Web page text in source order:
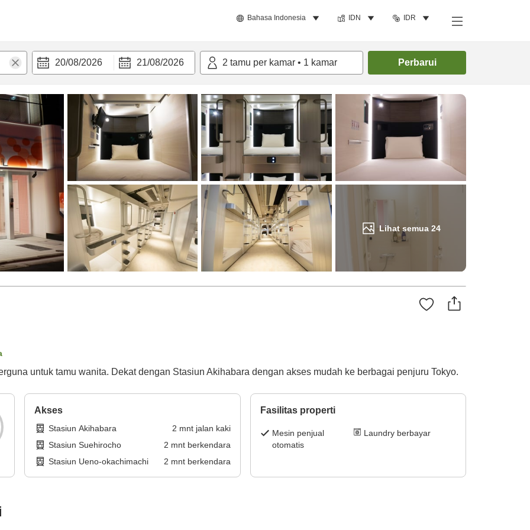
Bahasa Indonesia IDN IDR
20/08/2026 21/08/2026 2 tamu per kamar • 1 kamar Perbarui
Lihat semua 24
Cari kamar
untuk tamu wanita. Dekat dengan Stasiun Akihabara dengan akses mudah ke berbagai penjuru Tokyo.
Akses
Stasiun Akihabara 2 mnt jalan kaki
Stasiun Suehirocho
2 mnt berkendara
Stasiun Ueno-okachimachi
2 mnt berkendara
Fasilitas properti
Mesin penjual
otomatis
Laundry berbayar